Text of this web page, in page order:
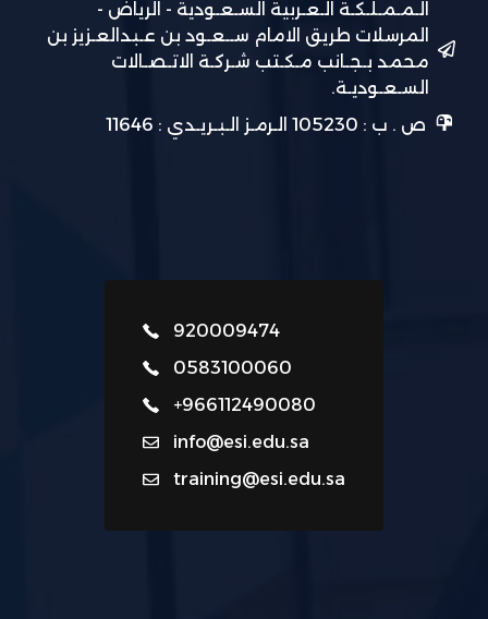
الـمـمـلـكـة الـعـربية السـعـودية - الرياض -
المرسلات طريق الامام ســعـود بن عـبدالعـزيز بن
محمد بـجـانب مـكـتب شـركـة الاتـصـالات
السـعـوديـة.
ص . ب : 105230 الـرمـز الـبـريـدي : 11646
920009474
0583100060
+966112490080
info@esi.edu.sa
training@esi.edu.sa